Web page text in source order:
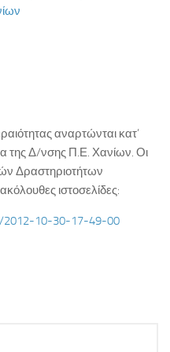
ΜΑΘΑΙΝΩ ΓΙΑ ΤΗ ΖΩΗ
Αγωγής
Ρύπανση
αναρτώνται κατ’
της Δ/νσης Π.Ε. Χανίων. Οι
Δραστηριοτήτων
ιστοσελίδες:
2012-10-30-17-49-00